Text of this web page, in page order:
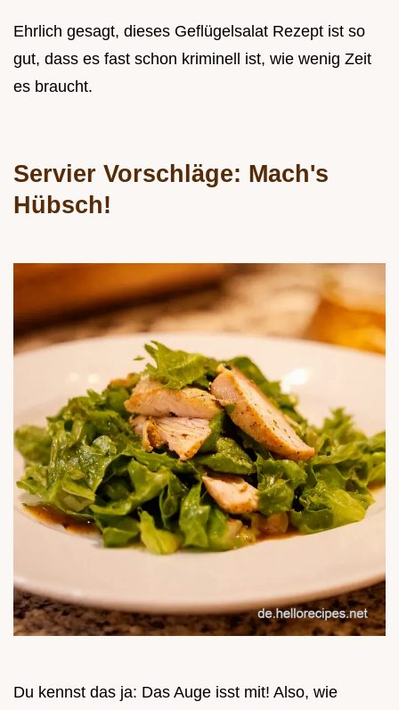
Ehrlich gesagt, dieses Geflügelsalat Rezept ist so
gut, dass es fast schon kriminell ist, wie wenig Zeit
es braucht.
Servier Vorschläge: Mach's
Hübsch!
Du kennst das ja: Das Auge isst mit! Also, wie